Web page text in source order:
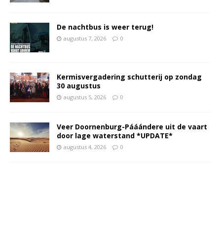
De nachtbus is weer terug!
augustus 7, 2026 0
Kermisvergadering schutterij op zondag
30 augustus
augustus 5, 2026 0
Veer Doornenburg-Pááándere uit de vaart
door lage waterstand *UPDATE*
augustus 4, 2026 0